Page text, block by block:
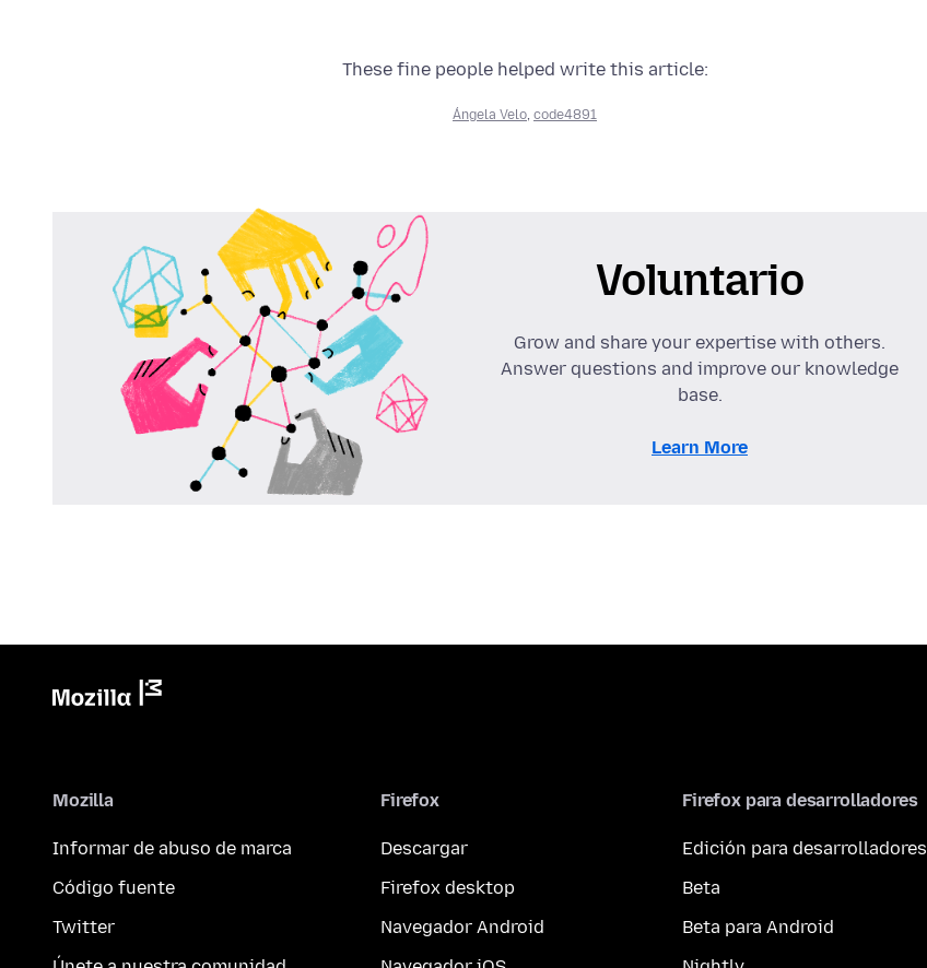
These fine people helped write this article:
Ángela Velo code4891
Voluntario
Grow and share your expertise with others.
Answer questions and improve our knowledge
base.
Learn More
Mozilla
Informar de abuso de marca
Código fuente
Twitter
Firefox
Descargar
Firefox desktop
Navegador Android
Firefox para desarrolladores
Edición para desarrolladores
Beta
Beta para Android